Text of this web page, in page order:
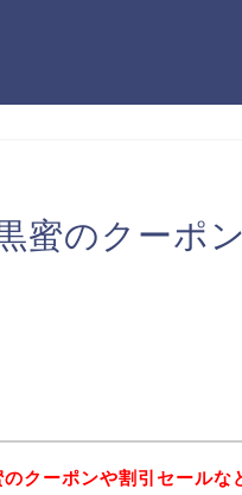
蜜のクーポ
クーポンや割引セールな